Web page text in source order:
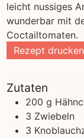
leicht nussiges
wunderbar mit
Coctailtomaten.
Rezept drucken
Zutaten
200 g
3 Zwiebeln
3